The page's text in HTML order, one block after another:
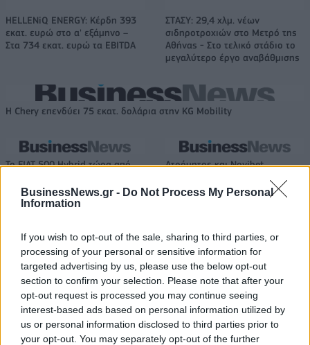
BusinessNews.gr - Do Not Process My Personal
Information
If you wish to opt-out of the sale, sharing to third parties, or
processing of your personal or sensitive information for
targeted advertising by us, please use the below opt-out
section to confirm your selection. Please note that after your
opt-out request is processed you may continue seeing
interest-based ads based on personal information utilized by
us or personal information disclosed to third parties prior to
your opt-out. You may separately opt-out of the further
HELLENiQ ENERGY: Κέρδη 393
εκατ. ευρώ στο α' εξάμηνο –
Στα 734 εκατ. ευρώ τα EBITDA
ΣΤΑΣΥ: 29,4 χλμ. νέων
σιδηροτροχιών στο Μετρό της
Αθήνας - Στο τελικό στάδιο το
μεγαλύτερο έργο αναβάθμισης
Η Chery επενδύει 75 εκατ. δολάρια στην KG Mobility
Το FIAT 500 Hybrid τώρα από
Ατρόμητος και Novibet
συνεργασίας τους μέχρι το
18η συνεχόμενη χρονιά για τον ΟΤΕ στη διεθνή σειρά δεικτών
FTSE4Good
Alpha Bank: Για πρώτη φορά το Αρχαίο Θέατρο Επιδαύρου άνοιξε τις
πύλες του σε όλους